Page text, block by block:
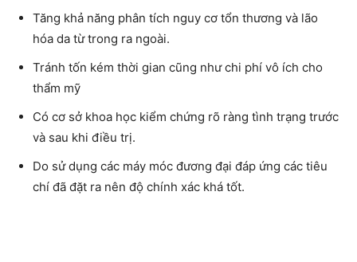
Tăng khả năng phân tích nguy cơ tổn thương và lão
hóa da từ trong ra ngoài.
Tránh tốn kém thời gian cũng như chi phí vô ích cho
thẩm mỹ
Có cơ sở khoa học kiểm chứng rõ ràng tình trạng trước
và sau khi điều trị.
Do sử dụng các máy móc đương đại đáp ứng các tiêu
chí đã đặt ra nên độ chính xác khá tốt.